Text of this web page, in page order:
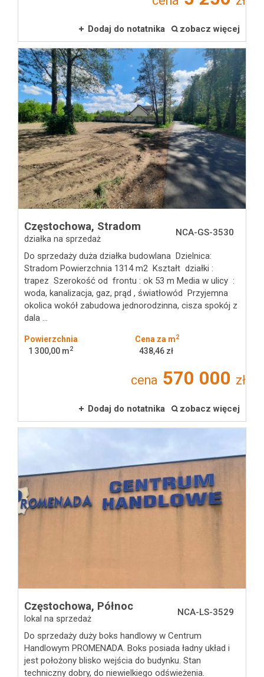
dodatkowych
Dodaj do notatnika zobacz więcej
Częstochowa, Stradom
działka na sprzedaż
NCA-GS-3530
Do sprzedaży duża działka budowlana Dzielnica:
Stradom Powierzchnia 1314 m2 Kształt działki :
trapez Szerokość od frontu : ok 53 m Media w ulicy :
woda, kanalizacja, gaz, prąd , światłowód Przyjemna
okolica wokół zabudowa jednorodzinna, cisza spokój z
dala ...
Powierzchnia
1 300,00 m2
Cena za m2
438,46 zł
cena 570 000 zł
Dodaj do notatnika zobacz więcej
Częstochowa, Północ
lokal na sprzedaż
NCA-LS-3529
Do sprzedaży duży boks handlowy w Centrum
Handlowym PROMENADA. Boks posiada ładny układ i
jest położony blisko wejścia do budynku. Stan
techniczny dobry, do niewielkiego odświeżenia.